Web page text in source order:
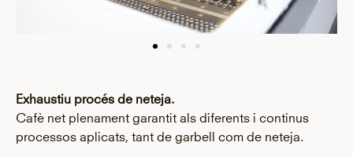
Exhaustiu procés de neteja.
Cafè net plenament garantit als diferents i continus
processos aplicats, tant de garbell com de neteja.